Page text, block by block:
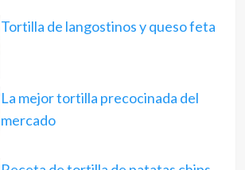
Tortilla de langostinos y queso feta
La mejor tortilla precocinada del
mercado